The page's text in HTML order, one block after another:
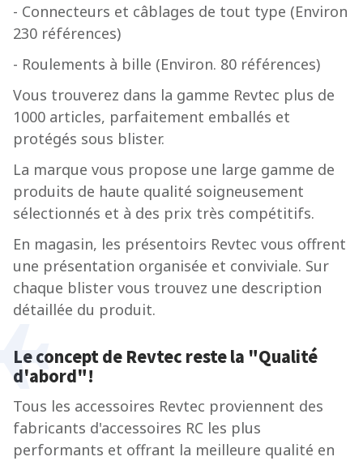
- Connecteurs et câblages de tout type (Environ
230 références)
- Roulements à bille (Environ. 80 références)
Vous trouverez dans la gamme Revtec plus de
1000 articles, parfaitement emballés et
protégés sous blister.
La marque vous propose une large gamme de
produits de haute qualité soigneusement
sélectionnés et à des prix très compétitifs.
En magasin, les présentoirs Revtec vous offrent
une présentation organisée et conviviale. Sur
chaque blister vous trouvez une description
détaillée du produit.
Le concept de Revtec reste la "Qualité
d'abord"!
Tous les accessoires Revtec proviennent des
fabricants d'accessoires RC les plus
performants et offrant la meilleure qualité en